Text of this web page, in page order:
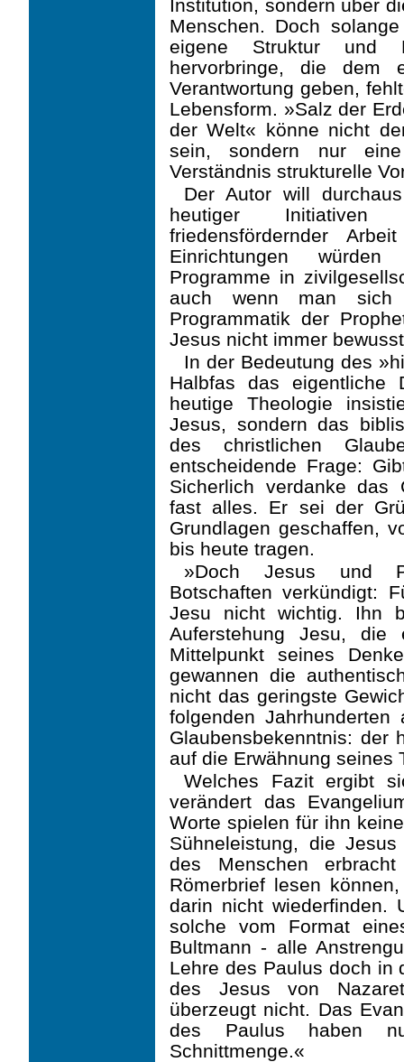
Institution, sondern über
Menschen. Doch
eigene Struktur und
hervorbringe, die dem
Verantwortung geben,
Lebensform. »Salz der
der Welt« könne nicht
sein, sondern nur
Verständnis strukturelle
Der Autor will
heutiger Initiativen
friedensfördernder
Einrichtungen
Programme in
auch wenn man sich
Programmatik der
Jesus nicht immer
In der Bedeutung des
Halbfas das eigentliche
heutige Theologie
Jesus, sondern das
des christlichen
entscheidende Frage:
Sicherlich verdanke das
fast alles. Er sei der
Grundlagen geschaffen,
bis heute tragen.
»Doch Jesus und
Botschaften verkündigt:
Jesu nicht wichtig. Ihn
Auferstehung Jesu,
Mittelpunkt seines
gewannen die
nicht das geringste
folgenden
Glau­bensbekenntnis: der
auf die Erwähnung seines
Welches Fazit ergibt
verändert das
Worte spielen für ihn
Sühneleistung, die
des Menschen
Römerbrief lesen
darin nicht wiederfinden.
solche vom Format
Bultmann - alle
Lehre des Paulus doch in
des Jesus von
überzeugt nicht. Das
des Paulus haben
Schnittmenge.«